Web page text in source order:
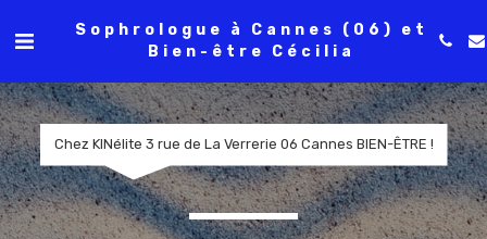
Sophrologue à Cannes (06) et
Bien-être Cécilia
Chez KINélite 3 rue de La Verrerie 06 Cannes BIEN-ÊTRE !